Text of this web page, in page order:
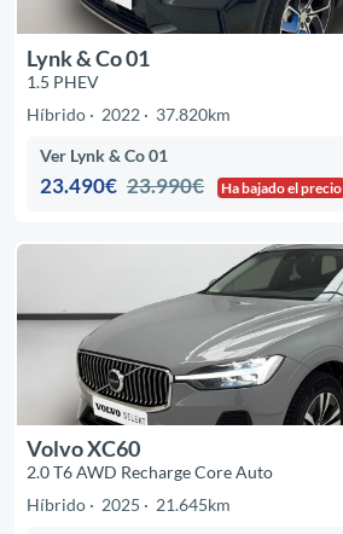
Lynk & Co 01
1.5 PHEV
Híbrido
2022 37.820km
Ver Lynk & Co 01
23.490€ 23.990€ Ha bajado el precio
Volvo XC60
2.0 T6 AWD Recharge Core Auto
Híbrido
2025 21.645km